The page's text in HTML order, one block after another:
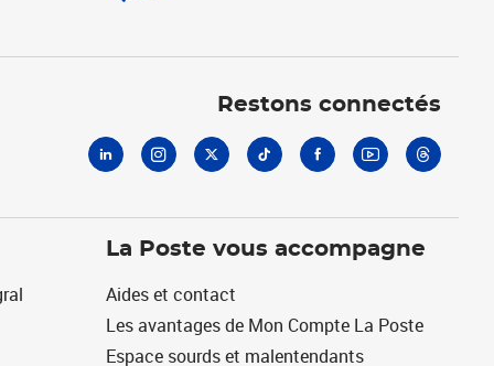
Restons connectés
La Poste vous accompagne
Aides et contact
Les avantages de Mon Compte La Poste
Espace sourds et malentendants